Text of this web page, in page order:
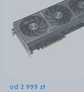
od 2 999 zł